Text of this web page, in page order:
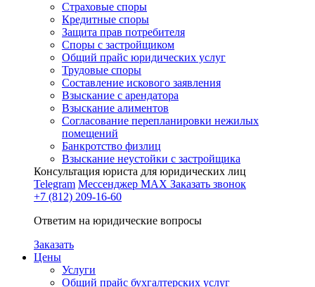
Страховые споры
Кредитные споры
Защита прав потребителя
Споры с застройщиком
Общий прайс юридических услуг
Трудовые споры
Составление искового заявления
Взыскание с арендатора
Взыскание алиментов
Cогласование перепланировки нежилых
помещений
Банкротство физлиц
Взыскание неустойки с застройщика
Консультация юриста для юридических лиц
Telegram Мессенджер MAX Заказать звонок
+7 (812) 209-16-60
Ответим на юридические вопросы
Заказать
Цены
Услуги
Общий прайс бухгалтерских услуг